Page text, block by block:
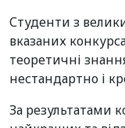
Студенти з
вказаних
теоретичні
нестандартно і
За результатами